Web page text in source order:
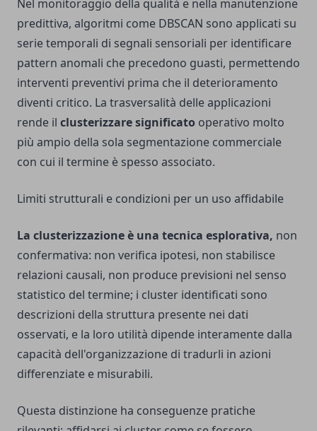
Nel monitoraggio della qualità e nella manutenzione
predittiva, algoritmi come DBSCAN sono applicati su
serie temporali di segnali sensoriali per identificare
pattern anomali che precedono guasti, permettendo
interventi preventivi prima che il deterioramento
diventi critico. La trasversalità delle applicazioni
rende il clusterizzare significato operativo molto
più ampio della sola segmentazione commerciale
con cui il termine è spesso associato.
Limiti strutturali e condizioni per un uso affidabile
La clusterizzazione è una tecnica esplorativa, non
confermativa: non verifica ipotesi, non stabilisce
relazioni causali, non produce previsioni nel senso
statistico del termine; i cluster identificati sono
descrizioni della struttura presente nei dati
osservati, e la loro utilità dipende interamente dalla
capacità dell'organizzazione di tradurli in azioni
differenziate e misurabili.
Questa distinzione ha conseguenze pratiche